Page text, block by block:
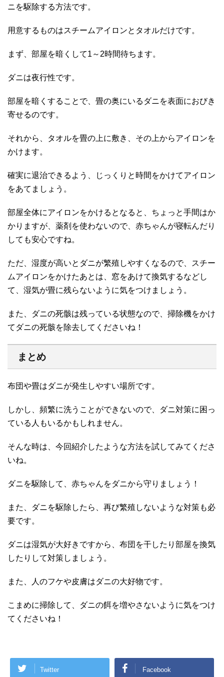
ニを駆除する方法です。
用意するものはスチームアイロンとタオルだけです。
まず、部屋を暗くして1～2時間待ちます。
ダニは夜行性です。
部屋を暗くすることで、畳の奥にいるダニを表面におびき
寄せるのです。
それから、タオルを畳の上に敷き、その上からアイロンを
かけます。
確実に退治できるよう、じっくりと時間をかけてアイロン
をあてましょう。
部屋全体にアイロンをかけるとなると、ちょっと手間はか
かりますが、薬剤を使わないので、赤ちゃんが寝転んだり
しても安心ですね。
ただ、湿度が高いとダニが繁殖しやすくなるので、スチー
ムアイロンをかけたあとは、窓をあけて換気するなどし
て、湿気が畳に残らないように気をつけましょう。
また、ダニの死骸は残っている状態なので、掃除機をかけ
てダニの死骸を除去してくださいね！
まとめ
布団や畳はダニが発生しやすい場所です。
しかし、頻繁に洗うことができないので、ダニ対策に困っ
ている人もいるかもしれません。
そんな時は、今回紹介したような方法を試してみてくださ
いね。
ダニを駆除して、赤ちゃんをダニから守りましょう！
また、ダニを駆除したら、再び繁殖しないような対策も必
要です。
ダニは湿気が大好きですから、布団を干したり部屋を換気
したりして対策しましょう。
また、人のフケや皮膚はダニの大好物です。
こまめに掃除して、ダニの餌を増やさないように気をつけ
てくださいね！
Twitter Facebook